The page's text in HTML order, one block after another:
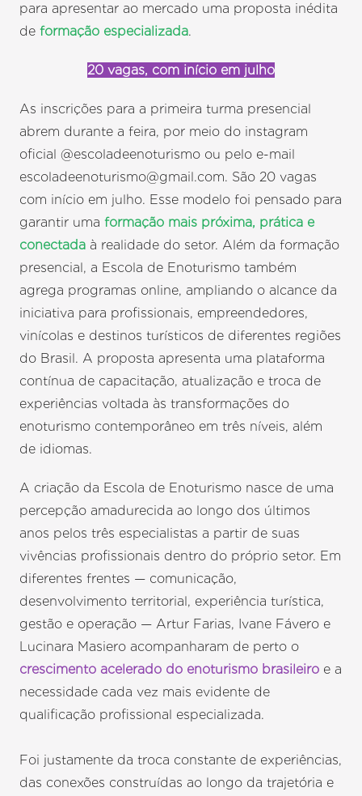
para apresentar ao mercado uma proposta inédita
de formação especializada.
20 vagas, com início em julho
As inscrições para a primeira turma presencial
abrem durante a feira, por meio do instagram
oficial @escoladeenoturismo ou pelo e-mail
escoladeenoturismo@gmail.com. São 20 vagas
com início em julho. Esse modelo foi pensado para
garantir uma formação mais próxima, prática e
conectada à realidade do setor. Além da formação
presencial, a Escola de Enoturismo também
agrega programas online, ampliando o alcance da
iniciativa para profissionais, empreendedores,
vinícolas e destinos turísticos de diferentes regiões
do Brasil. A proposta apresenta uma plataforma
contínua de capacitação, atualização e troca de
experiências voltada às transformações do
enoturismo contemporâneo em três níveis, além
de idiomas.
A criação da Escola de Enoturismo nasce de uma
percepção amadurecida ao longo dos últimos
anos pelos três especialistas a partir de suas
vivências profissionais dentro do próprio setor. Em
diferentes frentes — comunicação,
desenvolvimento territorial, experiência turística,
gestão e operação — Artur Farias, Ivane Fávero e
Lucinara Masiero acompanharam de perto o
crescimento acelerado do enoturismo brasileiro e a
necessidade cada vez mais evidente de
qualificação profissional especializada.
Foi justamente da troca constante de experiências,
das conexões construídas ao longo da trajetória e